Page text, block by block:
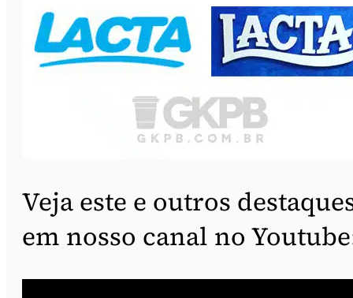
Veja este e outros
em nosso canal no